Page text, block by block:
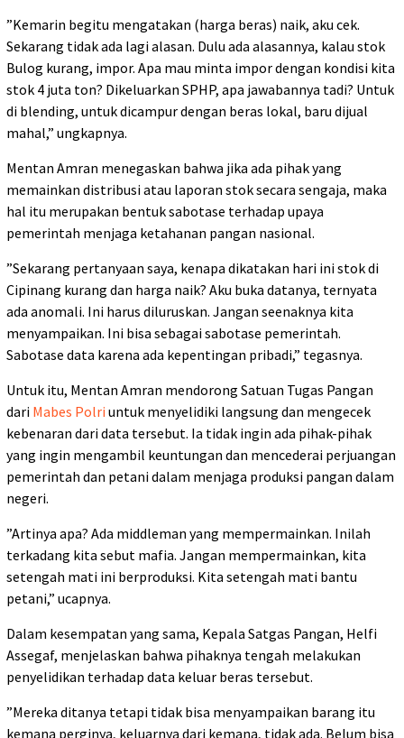
”Kemarin begitu mengatakan (harga beras) naik, aku cek.
Sekarang tidak ada lagi alasan. Dulu ada alasannya, kalau stok
Bulog kurang, impor. Apa mau minta impor dengan kondisi kita
stok 4 juta ton? Dikeluarkan SPHP, apa jawabannya tadi? Untuk
di blending, untuk dicampur dengan beras lokal, baru dijual
mahal,” ungkapnya.
Mentan Amran menegaskan bahwa jika ada pihak yang
memainkan distribusi atau laporan stok secara sengaja, maka
hal itu merupakan bentuk sabotase terhadap upaya
pemerintah menjaga ketahanan pangan nasional.
”Sekarang pertanyaan saya, kenapa dikatakan hari ini stok di
Cipinang kurang dan harga naik? Aku buka datanya, ternyata
ada anomali. Ini harus diluruskan. Jangan seenaknya kita
menyampaikan. Ini bisa sebagai sabotase pemerintah.
Sabotase data karena ada kepentingan pribadi,” tegasnya.
Untuk itu, Mentan Amran mendorong Satuan Tugas Pangan
dari Mabes Polri untuk menyelidiki langsung dan mengecek
kebenaran dari data tersebut. Ia tidak ingin ada pihak-pihak
yang ingin mengambil keuntungan dan mencederai perjuangan
pemerintah dan petani dalam menjaga produksi pangan dalam
negeri.
”Artinya apa? Ada middleman yang mempermainkan. Inilah
terkadang kita sebut mafia. Jangan mempermainkan, kita
setengah mati ini berproduksi. Kita setengah mati bantu
petani,” ucapnya.
Dalam kesempatan yang sama, Kepala Satgas Pangan, Helfi
Assegaf, menjelaskan bahwa pihaknya tengah melakukan
penyelidikan terhadap data keluar beras tersebut.
”Mereka ditanya tetapi tidak bisa menyampaikan barang itu
kemana perginya, keluarnya dari kemana, tidak ada. Belum bisa